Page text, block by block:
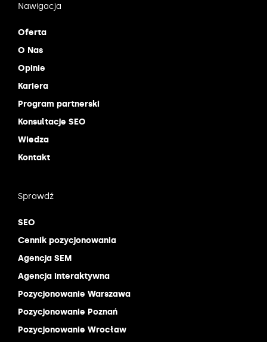
Nawigacja
Oferta
O Nas
Opinie
Kariera
Program partnerski
Konsultacje SEO
Wiedza
Kontakt
Sprawdź
SEO
Cennik pozycjonowania
Agencja SEM
Agencja interaktywna
Pozycjonowanie Warszawa
Pozycjonowanie Poznań
Pozycjonowanie Wrocław